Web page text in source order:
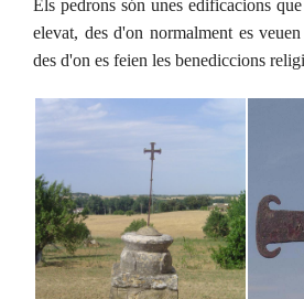
Els pedrons són unes edificacions
elevat, des d'on normalment es
des d'on es feien les benediccions